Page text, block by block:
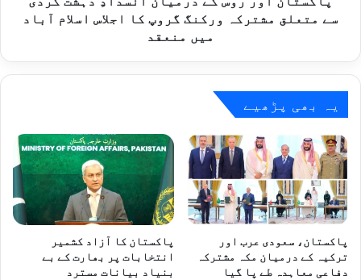
آباد
میں
منعقد
سے متعلق مشترکہ ورکنگ گروپ کا اجلاس اسلام آباد
میں منعقد
یہ بھی پڑھیے
پاکستان، سعودی عرب اور
ترکیہ کے درمیان مکہ مشترکہ
دفاعی معاہدہ طے پا گیا
پاکستان کا آزاد کشمیر
انتخابات پر بھارت کے بے
بنیاد بیانات مسترد